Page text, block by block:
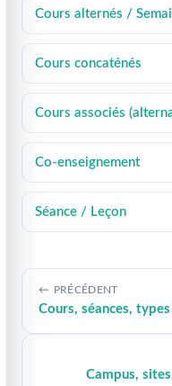
Cours alternés /
Cours concaténés
Cours associés
Co-enseignement
Séance / Leçon
PRÉCÉDENT
Cours, séances,
Campus,